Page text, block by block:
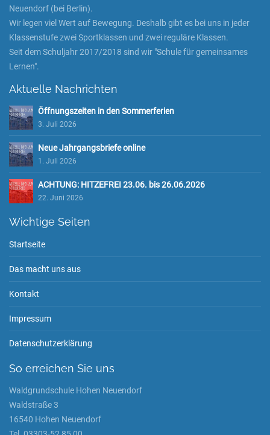
Neuendorf (bei Berlin).
Wir legen viel Wert auf Bewegung. Deshalb gibt es bei uns in jeder
Klassenstufe zwei Sportklassen und zwei reguläre Klassen.
Seit dem Schuljahr 2017/2018 sind wir "Schule für gemeinsames
Lernen".
Aktuelle Nachrichten
Öffnungszeiten in den Sommerferien
3. Juli 2026
Neue Jahrgangsbriefe online
1. Juli 2026
ACHTUNG: HITZEFREI 23.06. bis 26.06.2026
22. Juni 2026
Wichtige Seiten
Startseite
Das macht uns aus
Kontakt
Impressum
Datenschutzerklärung
So erreichen Sie uns
Waldgrundschule Hohen Neuendorf
Waldstraße 3
16540 Hohen Neuendorf